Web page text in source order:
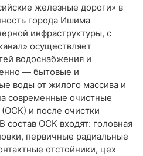
железные дороги» в
города Ишима
инфраструктуры, с
осуществляет
водоснабжения и
— бытовые и
воды от жилого массива и
современные очистные
и после очистки
ОСК входят: головная
первичные радиальные
отстойники, цех